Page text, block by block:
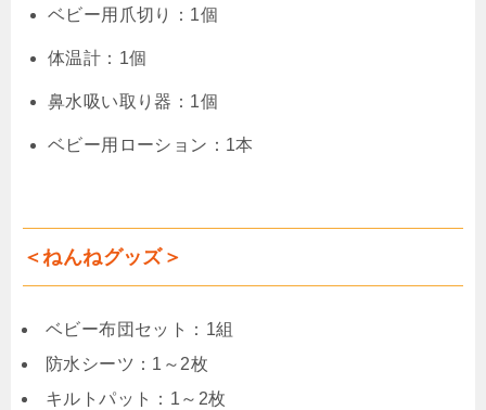
ベビー用爪切り：1個
体温計：1個
鼻水吸い取り器：1個
ベビー用ローション：1本
＜ねんねグッズ＞
ベビー布団セット：1組
防水シーツ：1～2枚
キルトパット：1～2枚